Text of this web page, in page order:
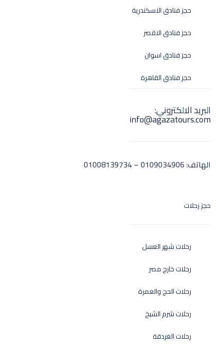
حجز فنادق الاسكندرية
حجز فنادق الاقصر
حجز فنادق اسوان
حجز فنادق القاهرة
البريد الالكتروني:
info@agazatours.com
الهاتف:0109034906 – 01008139734
حجز رحلات
رحلات شهر العسل
رحلات خارج مصر
رحلات الحج والعمرة
رحلات شرم الشيخ
رحلات الغردقة